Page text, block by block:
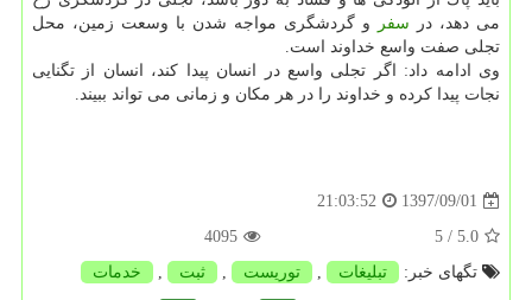
می دهد، در سفر
و گردشگری مواجه شدن با وسعت زمین، محل
تجلی صفت واسع خداوند است.
وی ادامه داد: اگر تجلی واسع در انسان پیدا كند، انسان از تگنایی
نجات پیدا كرده و خداوند را در هر مكان و زمانی می تواند ببیند.
1397/09/01
21:03:52
5.0
/ 5
4095
تگهای خبر:
تبلیغات , توریست , ثبت , خدمات